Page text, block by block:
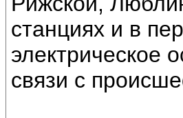
станциях и в
электрическое
связи с